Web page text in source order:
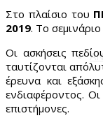
Στο πλαίσιο του
2019. Το
Οι ασκήσεις
ταυτίζονται
έρευνα και
ενδιαφέροντος.
επιστήμονες.